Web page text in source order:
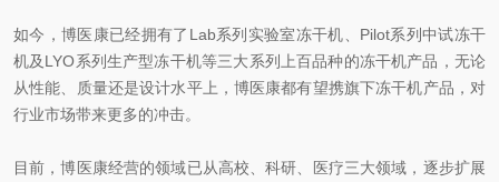
如今，博医康已经拥有了Lab系列实验室冻干机、Pilot系列中试冻干
机及LYO系列生产型冻干机等三大系列上百品种的冻干机产品，无论
从性能、质量还是设计水平上，博医康都有望携旗下冻干机产品，对
行业市场带来更多的冲击。
目前，博医康经营的领域已从高校、科研、医疗三大领域，逐步扩展